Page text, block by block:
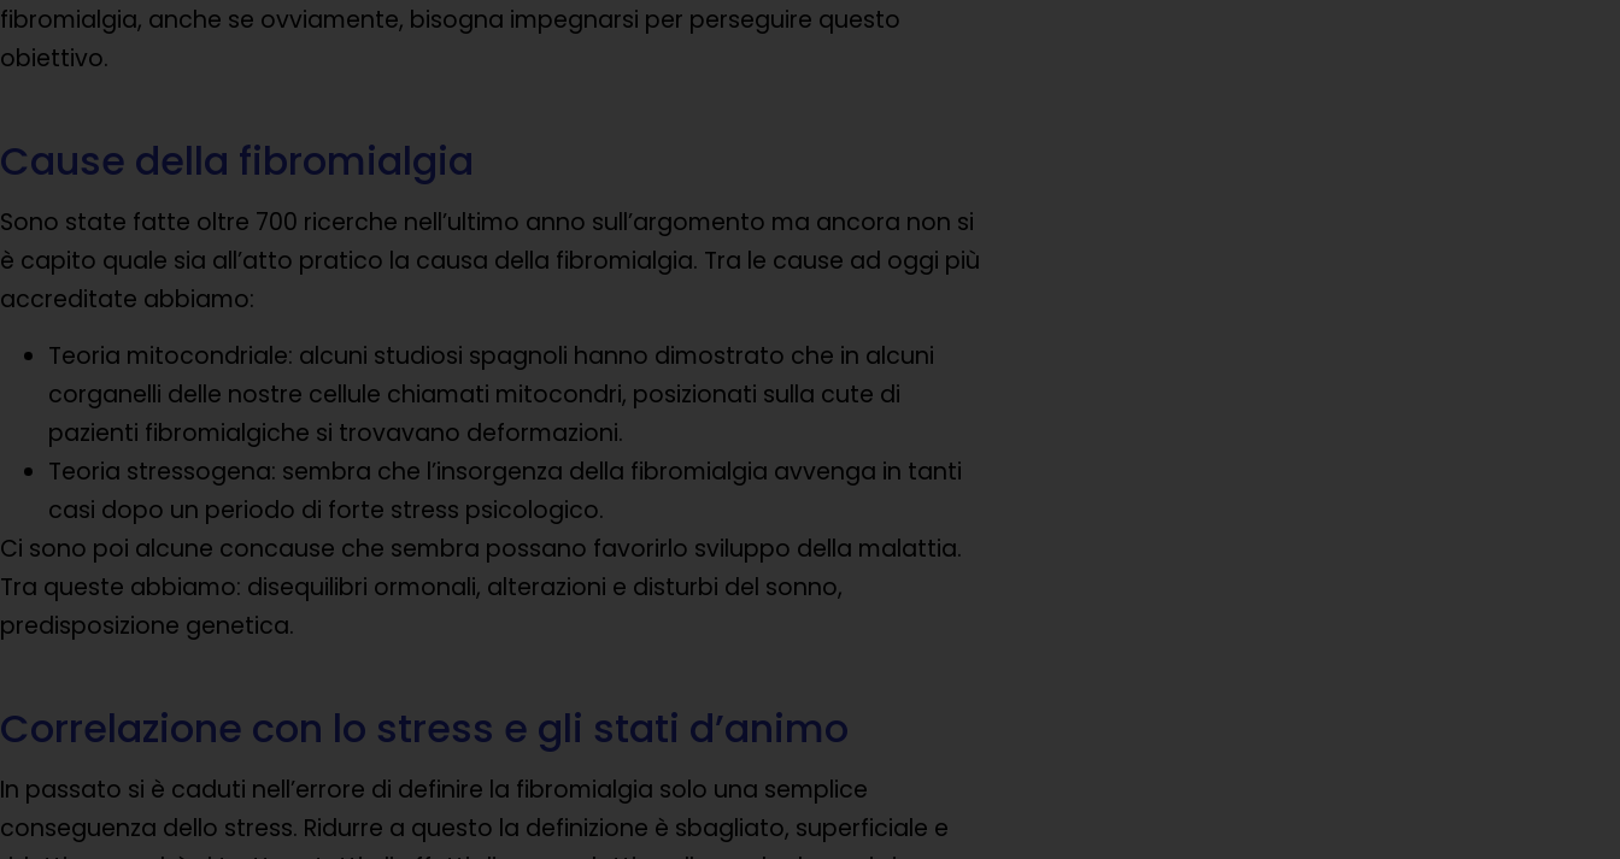
fibromialgia, anche se ovviamente, bisogna impegnarsi per perseguire questo
obiettivo.
Cause della fibromialgia
Sono state fatte oltre 700 ricerche nell’ultimo anno sull’argomento ma ancora non si
è capito quale sia all’atto pratico la causa della fibromialgia. Tra le cause ad oggi più
accreditate abbiamo:
Teoria mitocondriale: alcuni studiosi spagnoli hanno dimostrato che in alcuni
corganelli delle nostre cellule chiamati mitocondri, posizionati sulla cute di
pazienti fibromialgiche si trovavano deformazioni.
Teoria stressogena: sembra che l’insorgenza della fibromialgia avvenga in tanti
casi dopo un periodo di forte stress psicologico.
Ci sono poi alcune concause che sembra possano favorirlo sviluppo della malattia.
Tra queste abbiamo: disequilibri ormonali, alterazioni e disturbi del sonno,
predisposizione genetica.
Correlazione con lo stress e gli stati d’animo
In passato si è caduti nell’errore di definire la fibromialgia solo una semplice
conseguenza dello stress. Ridurre a questo la definizione è sbagliato, superficiale e